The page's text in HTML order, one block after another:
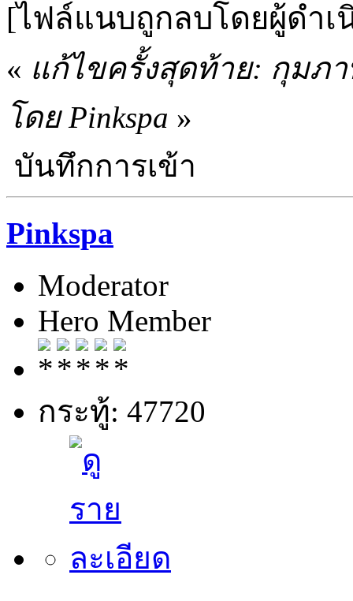
[ไฟล์แนบถูกลบโดยผู้ดำเ
« แก้ไขครั้งสุดท้าย: กุมภา
โดย Pinkspa »
บันทึกการเข้า
Pinkspa
Moderator
Hero Member
กระทู้: 47720